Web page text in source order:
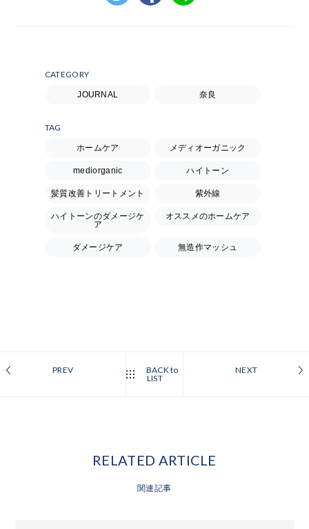
CATEGORY
JOURNAL 奈良
TAG
ホームケア メディオーガニック
mediorganic ハイトーン
髪質改善トリートメント 紫外線
ハイトーンのダメージケ
ア
オススメのホームケア
ダメージケア 無造作マッシュ
PREV
BACK to
LIST
NEXT
RELATED ARTICLE
関連記事